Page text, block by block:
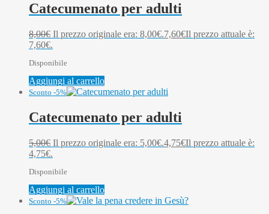
Catecumenato per adulti
8,00€ Il prezzo originale era: 8,00€.7,60€Il prezzo attuale è:
7,60€.
Disponibile
Aggiungi al carrello
Sconto -5%
Catecumenato per adulti
5,00€ Il prezzo originale era: 5,00€.4,75€Il prezzo attuale è:
4,75€.
Disponibile
Aggiungi al carrello
Sconto -5%